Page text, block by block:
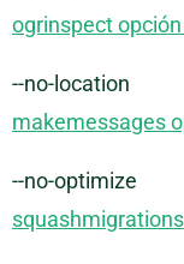
ogrinspect
--no-location
makemessages
--no-optimize